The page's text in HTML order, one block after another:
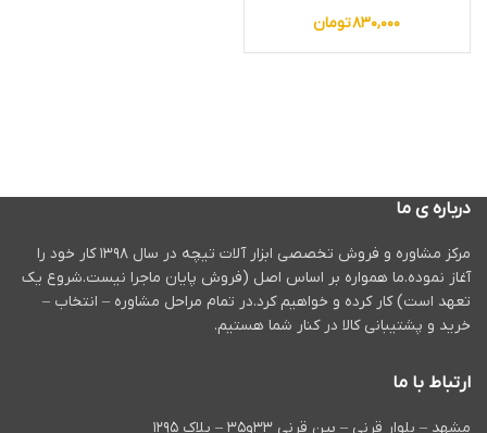
۸۳۰,۰۰۰تومان
درباره ی ما
مرکز مشاوره و فروش تخصصی ابزار آلات تیچه در سال ۱۳۹۸ کار خود را
آغاز نموده.ما همواره بر اساس اصل (فروش پایان ماجرا نیست.شروع یک
تعهد است) کار کرده و خواهیم کرد.در تمام مراحل مشاوره – انتخاب –
خرید و پشتیبانی کالا در کنار شما هستیم.
ارتباط با ما
مشهد – بلوار قرنی – بین قرنی ۳۳و۳۵ – پلاک ۱۲۹۵